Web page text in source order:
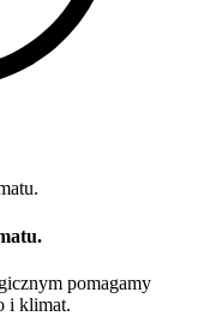
pomagamy
i klimat.